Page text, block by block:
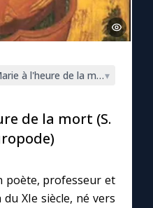
à l'heure de la mort (S. Jean
▾
de la mort (S.
poète, professeur et
XIe siècle, né vers